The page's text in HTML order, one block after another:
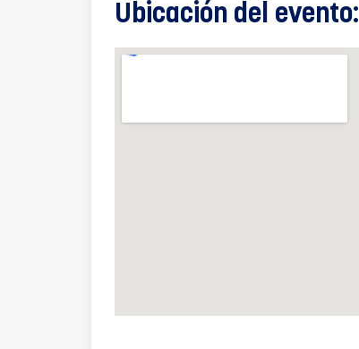
Ubicación del evento: